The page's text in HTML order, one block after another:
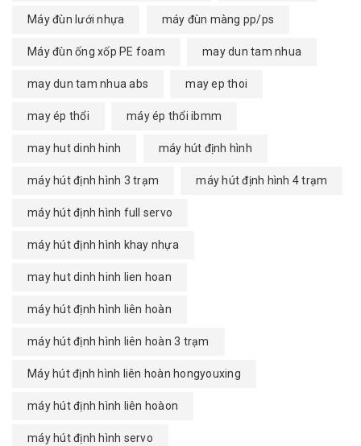
Máy đùn lưới nhựa máy đùn màng pp/ps
Máy đùn ống xốp PE foam may dun tam nhua
may dun tam nhua abs may ep thoi
may ép thổi máy ép thổi ibmm
may hut dinh hinh máy hút định hình
máy hút định hình 3 trạm máy hút định hình 4 trạm
máy hút định hình full servo
máy hút định hình khay nhựa
may hut dinh hinh lien hoan
máy hút định hình liên hoàn
máy hút định hình liên hoàn 3 trạm
Máy hút định hình liên hoàn hongyouxing
máy hút định hình liên hoàon
máy hút định hình servo